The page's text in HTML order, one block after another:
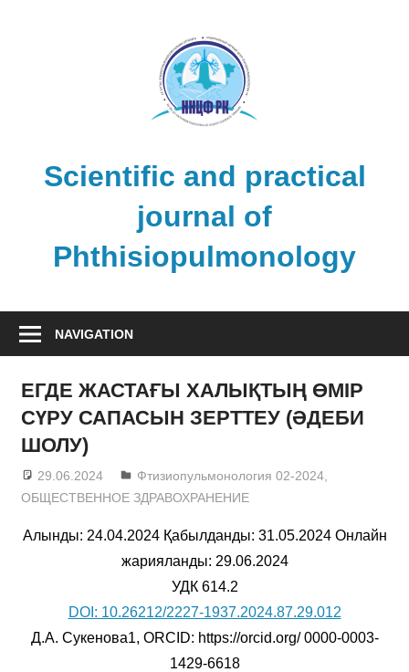
Scientific and practical
journal of
Phthisiopulmonology
NAVIGATION
ЕГДЕ ЖАСТАҒЫ ХАЛЫҚТЫҢ ӨМІР
СҮРУ САПАСЫН ЗЕРТТЕУ (ӘДЕБИ
ШОЛУ)
29.06.2024 admin
Фтизиопульмонология 02-2024
ОБЩЕСТВЕННОЕ ЗДРАВОХРАНЕНИЕ
Алынды: 24.04.2024 Қабылданды: 31.05.2024 Онлайн
жарияланды: 29.06.2024
УДК 614.2
DOI: 10.26212/2227-1937.2024.87.29.012
Д.А. Сукенова1, ORCID: https://orcid.org/ 0000-0003-
1429-6618